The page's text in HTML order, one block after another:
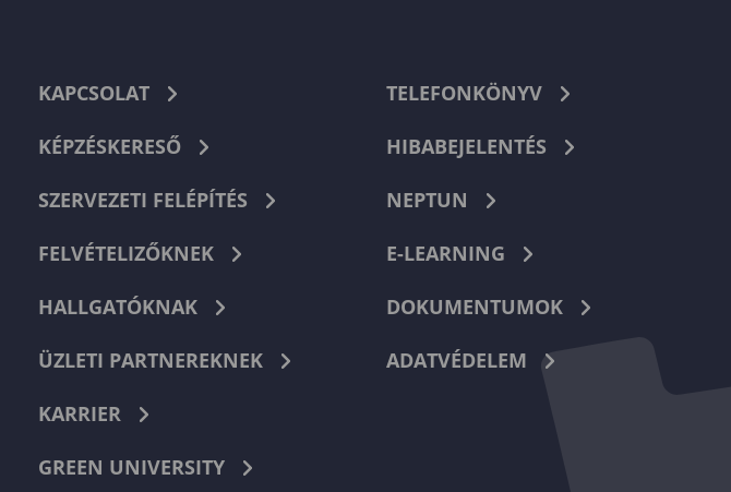
KAPCSOLAT
KÉPZÉSKERESŐ
SZERVEZETI FELÉPÍTÉS
FELVÉTELIZŐKNEK
HALLGATÓKNAK
ÜZLETI PARTNEREKNEK
KARRIER
GREEN UNIVERSITY
TELEFONKÖNYV
HIBABEJELENTÉS
NEPTUN
E-LEARNING
DOKUMENTUMOK
ADATVÉDELEM